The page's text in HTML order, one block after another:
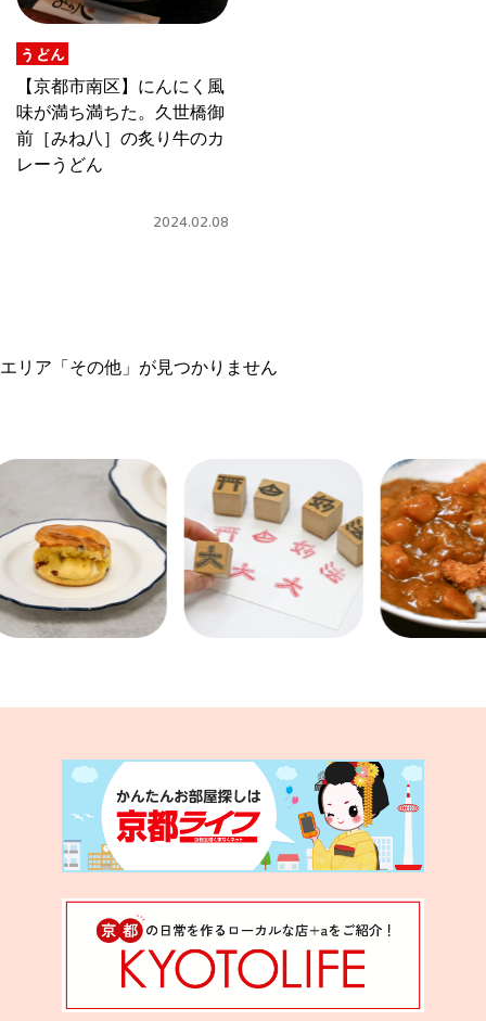
うどん
【京都市南区】にんにく風
味が満ち満ちた。久世橋御
前［みね八］の炙り牛のカ
レーうどん
2024.02.08
エリア「その他」が見つかりません